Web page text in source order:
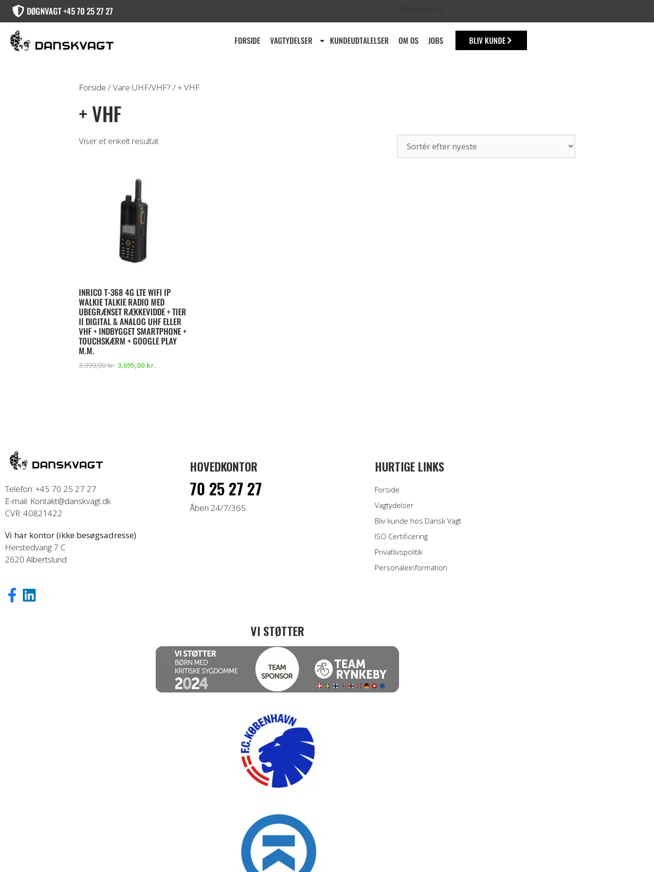
DØGNVAGT +45 70 25 27 27
FORSIDE VAGTYDELSER KUNDEUDTALELSER OM OS JOBS BLIV KUNDE
Forside / Vare UHF/VHF? / + VHF
+ VHF
Viser et enkelt resultat
INRICO T-368 4G LTE WIFI IP
WALKIE TALKIE RADIO MED
UBEGRÆNSET RÆKKEVIDDE + TIER
II DIGITAL & ANALOG UHF ELLER
VHF + INDBYGGET SMARTPHONE +
TOUCHSKÆRM + GOOGLE PLAY
M.M.
3.999,00kr. 3.095,00 kr.
Telefon: +45 70 25 27 27
E-mail: Kontakt@danskvagt.dk
CVR: 40821422
Vi har kontor (ikke besøgsadresse)
Herstedvang 7 C
2620 Albertslund
HOVEDKONTOR
70 25 27 27
Åben 24/7/365.
HURTIGE LINKS
Forside
Vagtydelser
Bliv kunde hos Dansk Vagt
ISO Certificering
Privatlivspolitik
Personaleinformation
VI STØTTER